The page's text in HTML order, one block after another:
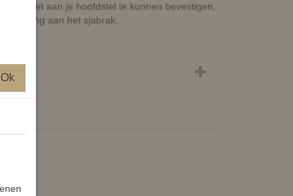
om het aan je hoofdstel te kunnen bevestigen,
aan het sjabrak.
Ok